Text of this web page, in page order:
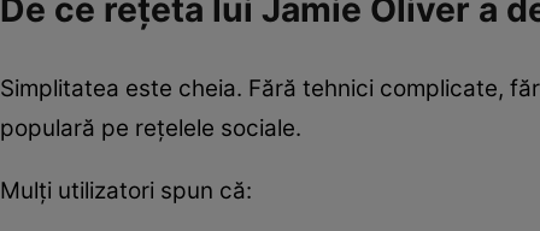
De ce rețeta lui Jamie Oliver a
Simplitatea este cheia. Fără tehnici complicate,
populară pe rețelele sociale.
Mulți utilizatori spun că: